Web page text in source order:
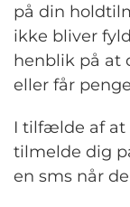
på din
ikke bliver
henblik på at
eller får
I tilfælde af at
tilmelde dig
en sms når